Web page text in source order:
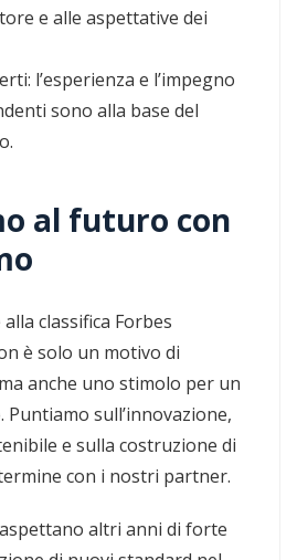
e alle aspettative dei
l’esperienza e l’impegno
sono alla base del
al futuro con
classifica Forbes
è solo un motivo di
anche uno stimolo per un
sull’innovazione,
e sulla costruzione di
con i nostri partner.
altri anni di forte